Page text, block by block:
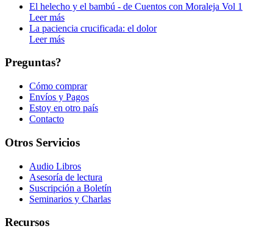
El helecho y el bambú - de Cuentos con Moraleja Vol 1
Leer más
La paciencia crucificada: el dolor
Leer más
Preguntas?
Cómo comprar
Envíos y Pagos
Estoy en otro país
Contacto
Otros Servicios
Audio Libros
Asesoría de lectura
Suscripción a Boletín
Seminarios y Charlas
Recursos